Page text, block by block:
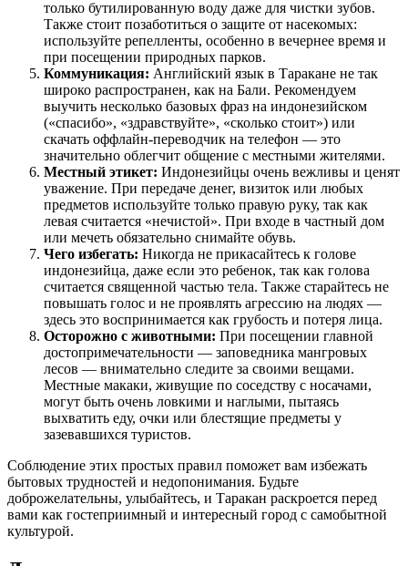
только бутилированную воду даже для чистки зубов.
Также стоит позаботиться о защите от насекомых:
используйте репелленты, особенно в вечернее время и
при посещении природных парков.
Коммуникация: Английский язык в Таракане не так
широко распространен, как на Бали. Рекомендуем
выучить несколько базовых фраз на индонезийском
(«спасибо», «здравствуйте», «сколько стоит») или
скачать оффлайн-переводчик на телефон — это
значительно облегчит общение с местными жителями.
Местный этикет: Индонезийцы очень вежливы и ценят
уважение. При передаче денег, визиток или любых
предметов используйте только правую руку, так как
левая считается «нечистой». При входе в частный дом
или мечеть обязательно снимайте обувь.
Чего избегать: Никогда не прикасайтесь к голове
индонезийца, даже если это ребенок, так как голова
считается священной частью тела. Также старайтесь не
повышать голос и не проявлять агрессию на людях —
здесь это воспринимается как грубость и потеря лица.
Осторожно с животными: При посещении главной
достопримечательности — заповедника мангровых
лесов — внимательно следите за своими вещами.
Местные макаки, живущие по соседству с носачами,
могут быть очень ловкими и наглыми, пытаясь
выхватить еду, очки или блестящие предметы у
зазевавшихся туристов.
Соблюдение этих простых правил поможет вам избежать
бытовых трудностей и недопонимания. Будьте
доброжелательны, улыбайтесь, и Таракан раскроется перед
вами как гостеприимный и интересный город с самобытной
культурой.